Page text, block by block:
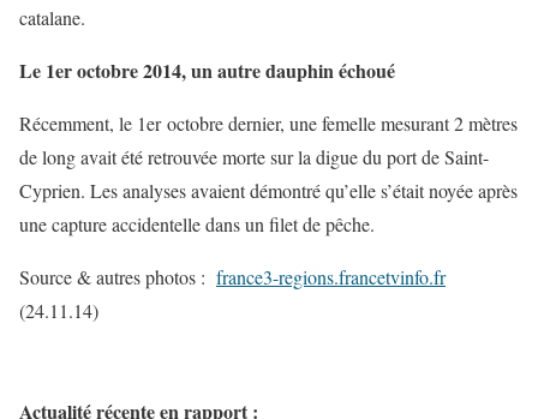
catalane.
Le 1er octobre 2014, un autre dauphin échoué
Récemment, le 1er octobre dernier, une femelle mesurant 2 mètres
de long avait été retrouvée morte sur la digue du port de Saint-
Cyprien. Les analyses avaient démontré qu’elle s’était noyée après
une capture accidentelle dans un filet de pêche.
Source & autres photos : france3-regions.francetvinfo.fr
(24.11.14)
Actualité récente en rapport :